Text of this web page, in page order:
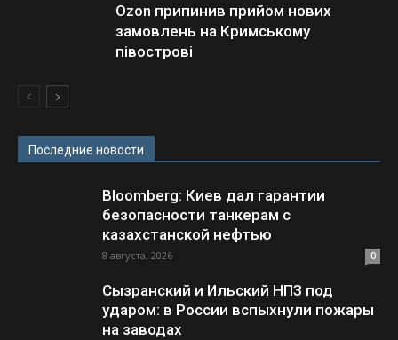
Ozon припинив прийом нових
замовлень на Кримському
півострові
Последние новости
Bloomberg: Киев дал гарантии
безопасности танкерам с
казахстанской нефтью
8 августа, 2026 0
Сызранский и Ильский НПЗ под
ударом: в России вспыхнули пожары
на заводах